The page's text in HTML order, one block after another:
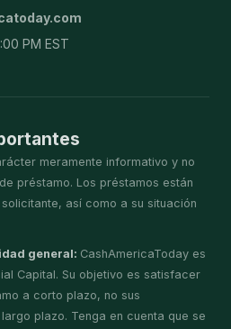
PM EST
meramente informativo y no
préstamo. Los préstamos están
así como a su situación
general: CashAmericaToday es
Capital. Su objetivo es satisfacer
a corto plazo, no sus
plazo. Tenga en cuenta que se